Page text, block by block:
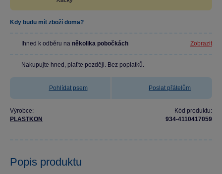
Kdy budu mít zboží doma?
Ihned k odběru na několika pobočkách Zobrazit
Nakupujte hned, plaťte později. Bez poplatků.
Pohlídat psem Poslat přátelům
Výrobce:
PLASTKON
Kód produktu:
934-4110417059
Popis produktu